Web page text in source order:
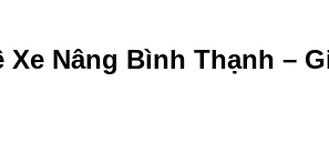
Xe Nâng Bình Thạnh –